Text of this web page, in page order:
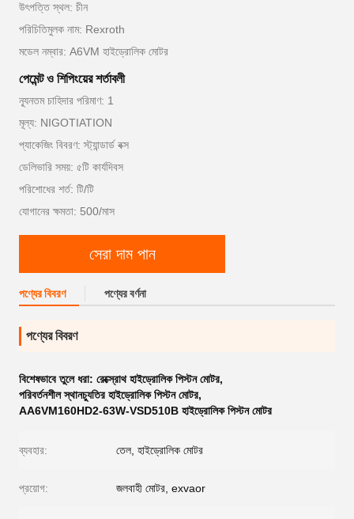
উৎপত্তি স্থল: চীন
পরিচিতিমুলক নাম: Rexroth
মডেল নম্বার: A6VM হাইড্রোলিক মোটর
পেমেন্ট ও শিপিংয়ের শর্তাবলী
ন্যূনতম চাহিদার পরিমাণ: 1
মূল্য: NIGOTIATION
প্যাকেজিং বিবরণ: স্ট্যান্ডার্ড বক্স
ডেলিভারি সময়: ৫টি কার্যদিবস
পরিশোধের শর্ত: টি/টি
যোগানের ক্ষমতা: 500/মাস
সেরা দাম পান
পণ্যের বিবরণ পণ্যের বর্ণনা
পণ্যের বিবরণ
বিশেষভাবে তুলে ধরা: রেক্স্রোথ হাইড্রোলিক পিস্টন মোটর,
পরিবর্তনশীল স্থানচ্যুতির হাইড্রোলিক পিস্টন মোটর,
AA6VM160HD2-63W-VSD510B হাইড্রোলিক পিস্টন মোটর
ব্যবহার: তেল, হাইড্রোলিক মোটর
প্রয়োগ: জলবাহী মোটর, exvaor